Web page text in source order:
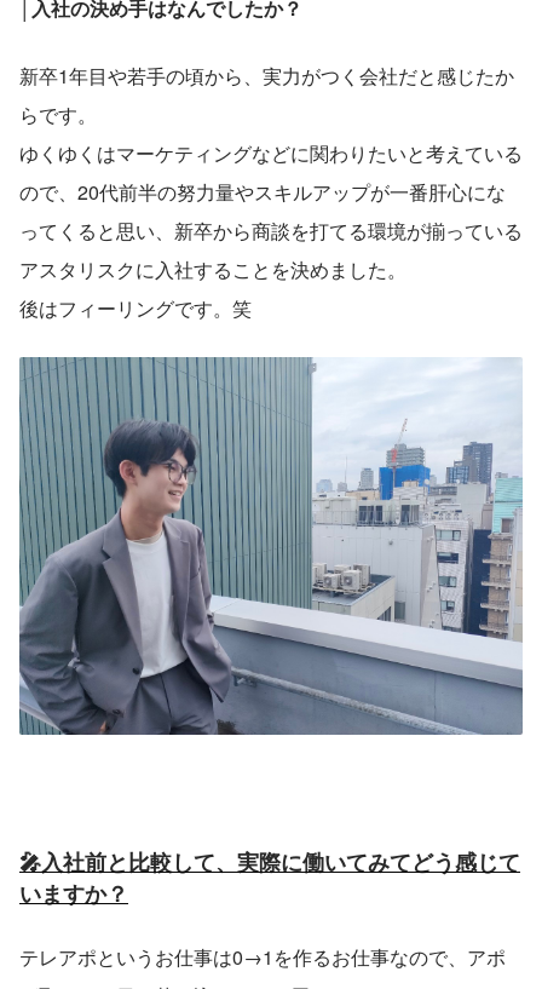
│入社の決め手はなんでしたか？
新卒1年目や若手の頃から、実力がつく会社だと感じたか
らです。
ゆくゆくはマーケティングなどに関わりたいと考えている
ので、20代前半の努力量やスキルアップが一番肝心にな
ってくると思い、新卒から商談を打てる環境が揃っている
アスタリスクに入社することを決めました。
後はフィーリングです。笑
🎤入社前と比較して、実際に働いてみてどう感じて
いますか？
テレアポというお仕事は0→1を作るお仕事なので、アポ